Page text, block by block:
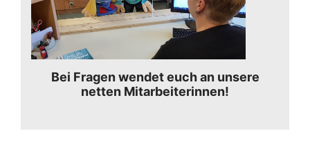
Bei Fragen wendet euch an unsere
netten Mitarbeiterinnen!